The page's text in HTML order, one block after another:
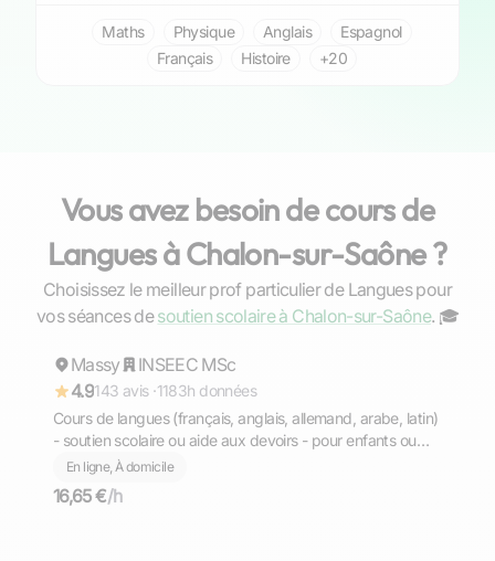
Maths Physique Anglais
Espagnol
Français
Histoire +20
Vous avez besoin de cours de
Langues à Chalon-sur-Saône ?
Choisissez le meilleur prof particulier de Langues pour
vos séances desoutien scolaire à Chalon-sur-Saône. ‍🎓
Répond rapidement
Anouar
Massy
INSEEC MSc
4.9143 avis ·1183h données
Cours de langues (français, anglais, allemand, arabe, latin)
- soutien scolaire ou aide aux devoirs - pour enfants ou
adultes
En ligne, À domicile
16,65 €/h